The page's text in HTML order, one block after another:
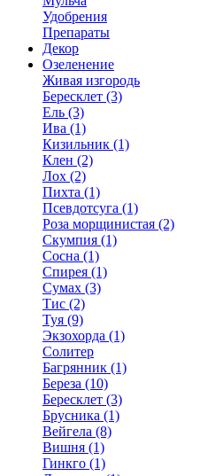
Удобрения
Препараты
Декор
Озеленение
Живая изгородь
Бересклет (3)
Ель (3)
Ива (1)
Кизильник (1)
Клен (2)
Лох (2)
Пихта (1)
Псевдотсуга (1)
Роза морщинистая (2)
Скумпия (1)
Сосна (1)
Спирея (1)
Сумах (3)
Тис (2)
Туя (9)
Экзохорда (1)
Солитер
Багрянник (1)
Береза (10)
Бересклет (3)
Брусника (1)
Вейгела (8)
Вишня (1)
Гинкго (1)